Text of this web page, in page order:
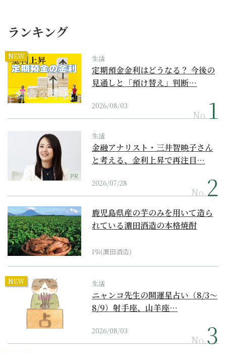
ランキング
NEW 生活
定期預金金利はどうなる？ 今後の
見通しと「預け替え」判断…
2026/08/03
No.
PR
生活
金融アナリスト・三井智映子さん
と考える、金利上昇で再注目…
2026/07/28
No.
鹿児島県産の芋のみを用いて造ら
れている濵田酒造の本格焼酎
PR(濵田酒造)
NEW 生活
ニャンコ先生の開運星占い（8/3～
8/9）射手座、山羊座…
2026/08/03
No.